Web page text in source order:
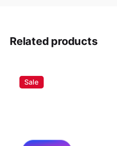
Name*
Related products
Sale